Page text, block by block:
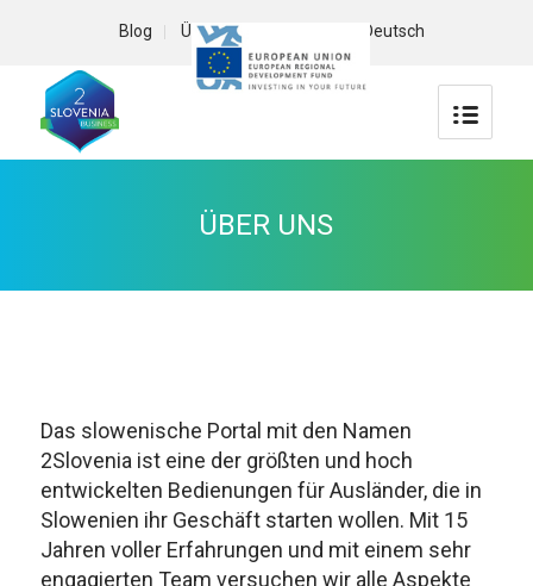
Blog Über uns Deutsch
ÜBER UNS
Das slowenische Portal mit den Namen
2Slovenia ist eine der größten und hoch
entwickelten Bedienungen für Ausländer, die in
Slowenien ihr Geschäft starten wollen. Mit 15
Jahren voller Erfahrungen und mit einem sehr
engagierten Team versuchen wir alle Aspekte